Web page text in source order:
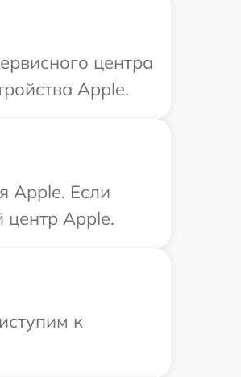
центра
Apple.
Apple. Если
центр Apple.
к